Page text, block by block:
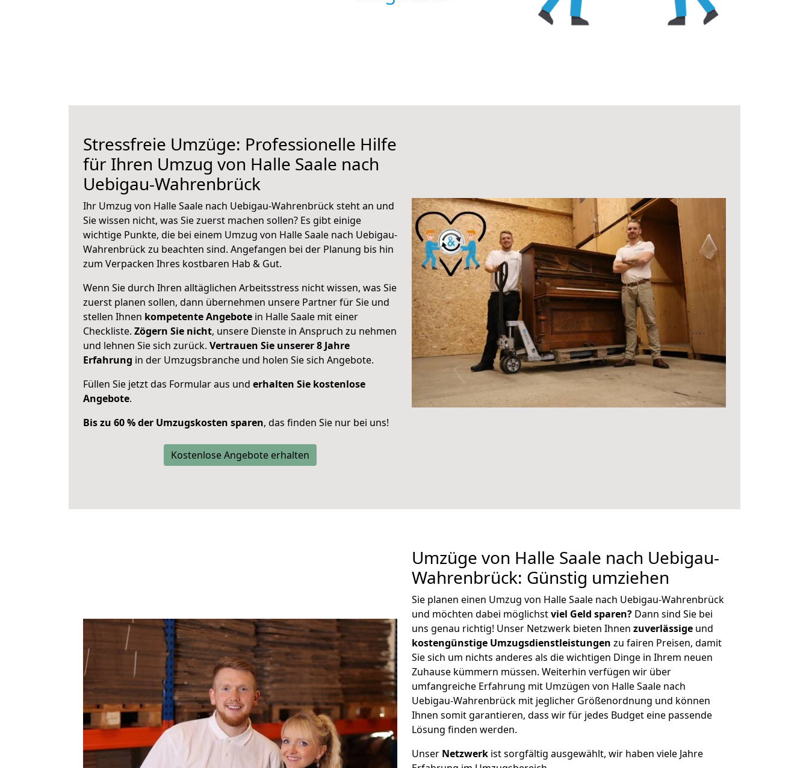
Stressfreie Umzüge: Professionelle Hilfe
für Ihren Umzug von Halle Saale nach
Uebigau-Wahrenbrück
Ihr Umzug von Halle Saale nach Uebigau-Wahrenbrück steht an und
Sie wissen nicht, was Sie zuerst machen sollen? Es gibt einige
wichtige Punkte, die bei einem Umzug von Halle Saale nach Uebigau-
Wahrenbrück zu beachten sind. Angefangen bei der Planung bis hin
zum Verpacken Ihres kostbaren Hab & Gut.
Wenn Sie durch Ihren alltäglichen Arbeitsstress nicht wissen, was Sie
zuerst planen sollen, dann übernehmen unsere Partner für Sie und
stellen Ihnen kompetente Angebote in Halle Saale mit einer
Checkliste. Zögern Sie nicht, unsere Dienste in Anspruch zu nehmen
und lehnen Sie sich zurück. Vertrauen Sie unserer 8 Jahre
Erfahrung in der Umzugsbranche und holen Sie sich Angebote.
Füllen Sie jetzt das Formular aus und erhalten Sie kostenlose
Angebote.
Bis zu 60 % der Umzugskosten sparen, das finden Sie nur bei uns!
Kostenlose Angebote erhalten
Umzüge von Halle Saale nach Uebigau-
Wahrenbrück: Günstig umziehen
Sie planen einen Umzug von Halle Saale nach Uebigau-Wahrenbrück
und möchten dabei möglichstviel Geld sparen? Dann sind Sie bei
uns genau richtig! Unser Netzwerk bieten Ihnen zuverlässige und
kostengünstige Umzugsdienstleistungen zu fairen Preisen, damit
Sie sich um nichts anderes als die wichtigen Dinge in Ihrem neuen
Zuhause kümmern müssen. Weiterhin verfügen wir über
umfangreiche Erfahrung mit Umzügen von Halle Saale nach
Uebigau-Wahrenbrück mit jeglicher Größenordnung und können
Ihnen somit garantieren, dass wir für jedes Budget eine passende
Lösung finden werden.
Unser Netzwerk ist sorgfältig ausgewählt, wir haben viele Jahre